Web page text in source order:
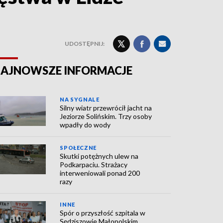
UDOSTĘPNIJ:
INFORMACJE
NA SYGNALE
Silny wiatr przewrócił jacht na
Jeziorze Solińskim. Trzy osoby
wpadły do wody
SPOŁECZNE
Skutki potężnych ulew na
Podkarpaciu. Strażacy
interweniowali ponad 200
razy
INNE
Spór o przyszłość szpitala w
Sędziszowie Małopolskim